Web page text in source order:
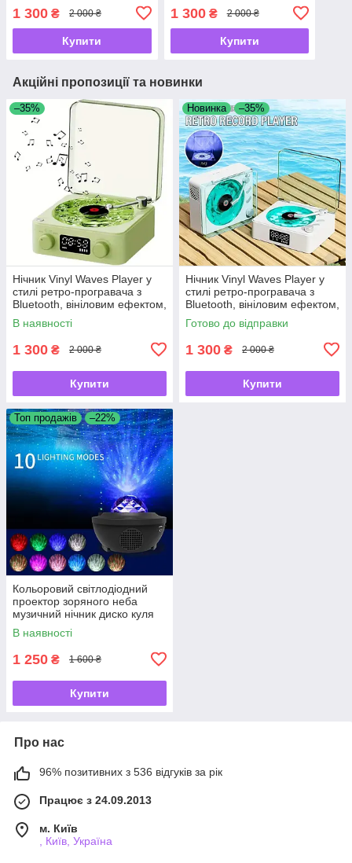
колонкою.
1 300 ₴ 2 000 ₴
Купити
колонкою.
1 300₴ 2 000 ₴
Купити
Акційні пропозиції та новинки
–35%
Нічник Vinyl Waves Player у
стилі ретро-програвача з
Bluetooth, вініловим ефектом,
годинником, колонкою.
В наявності
1 300 ₴ 2 000 ₴
Купити
Новинка –35%
Нічник Vinyl Waves Player у
стилі ретро-програвача з
Bluetooth, вініловим ефектом,
годинником, колонкою.
Готово до відправки
1 300 ₴ 2 000 ₴
Купити
Топ продажів –22%
Кольоровий світлодіодний
проектор зоряного неба
музичний нічник диско куля
В наявності
1 250 ₴ 1 600 ₴
Купити
Про нас
96% позитивних з 536 відгуків за рік
Працює з 24.09.2013
м. Київ
, Київ, Україна